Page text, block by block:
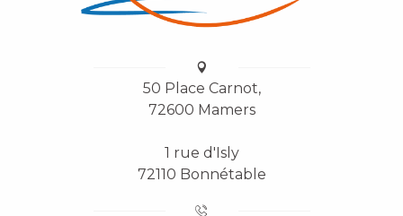
50 Place Carnot,
72600 Mamers
1 rue d'Isly
72110 Bonnétable